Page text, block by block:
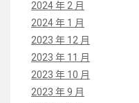
2024 年 2 月
2024 年 1 月
2023 年 12 月
2023 年 11 月
2023 年 10 月
2023 年 9 月